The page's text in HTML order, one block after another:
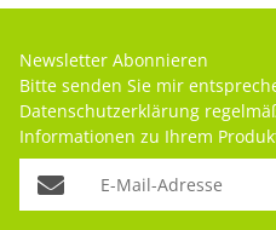
Newsletter Abonnieren
Bitte senden Sie mir
Datenschutzerklärung
Informationen zu Ihrem